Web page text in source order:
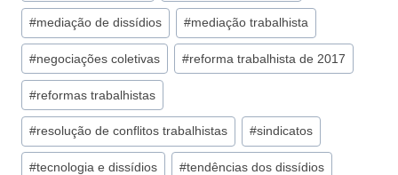
#mediação de dissídios #mediação trabalhista
#negociações coletivas #reforma trabalhista de 2017
#reformas trabalhistas
#resolução de conflitos trabalhistas #sindicatos
#tecnologia e dissídios #tendências dos dissídios